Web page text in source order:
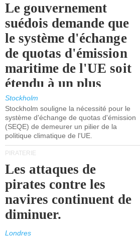
Le gouvernement
suédois demande que
le système d'échange
de quotas d'émission
maritime de l'UE soit
étendu à un plus
grand nombre de
navires.
Stockholm
Stockholm souligne la nécessité pour le
système d'échange de quotas d'émission
(SEQE) de demeurer un pilier de la
politique climatique de l'UE.
PIRATERIE
Les attaques de
pirates contre les
navires continuent de
diminuer.
Londres